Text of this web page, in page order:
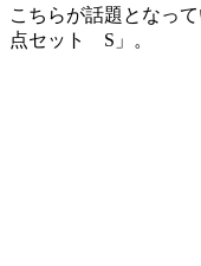
こちらが話題となっ
点セット S」。